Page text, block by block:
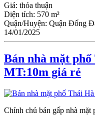
Giá: thỏa thuận
Diện tích: 570 m²
Quận/Huyện: Quận Đống
14/01/2025
Bán nhà mặt
MT:10m giá rẻ
Chính chủ bán gấp nhà